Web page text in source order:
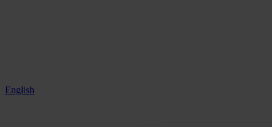
English